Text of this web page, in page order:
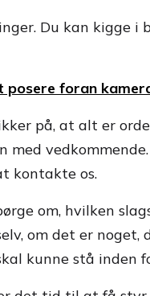
Du kan kigge i
posere foran
på, at alt er
kontakte os.
om, hvilken
om det er noget,
kunne stå inden